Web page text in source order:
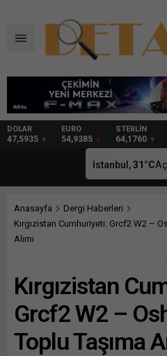
DOLAR
47,5935
EURO
54,9385
STERLİN
64,1760
İstanbul,31 °C
Anasayfa
Dergi Haberleri
Kırgızistan Cumhuriyeti: Grcf2 W2 –
Alımı
Kırgızistan
Grcf2 W2 –
Toplu Taşıma